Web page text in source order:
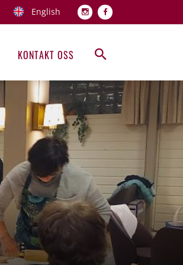
Topp
English
Hovedmeny
KONTAKT OSS